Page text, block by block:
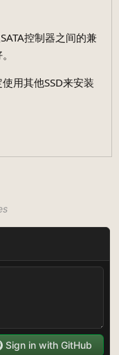
控制器之间的兼
用其他SSD来安装